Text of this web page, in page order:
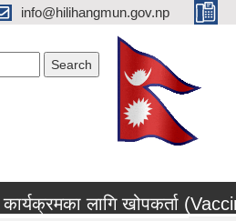
info@hilihangmun.gov.np
कार्यक्रमका लागि खोपकर्ता